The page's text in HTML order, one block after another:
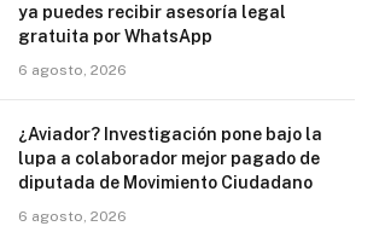
ya puedes recibir asesoría legal
gratuita por WhatsApp
6 agosto, 2026
¿Aviador? Investigación pone bajo la
lupa a colaborador mejor pagado de
diputada de Movimiento Ciudadano
6 agosto, 2026